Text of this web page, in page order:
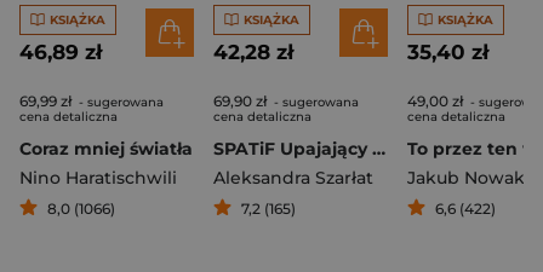
KSIĄŻKA
46,89 zł
69,99 zł - sugerowana
cena detaliczna
Coraz mniej światła
Nino Haratischwili
8,0 (1066)
KSIĄŻKA
42,28 zł
69,90 zł - sugerowana
cena detaliczna
SPATiF Upajający pozór wolności
Aleksandra Szarłat
7,2 (165)
KSIĄŻKA
35,40 zł
49,00 zł -
cena detaliczna
To przez ten
Jakub Nowak
6,6 (422)